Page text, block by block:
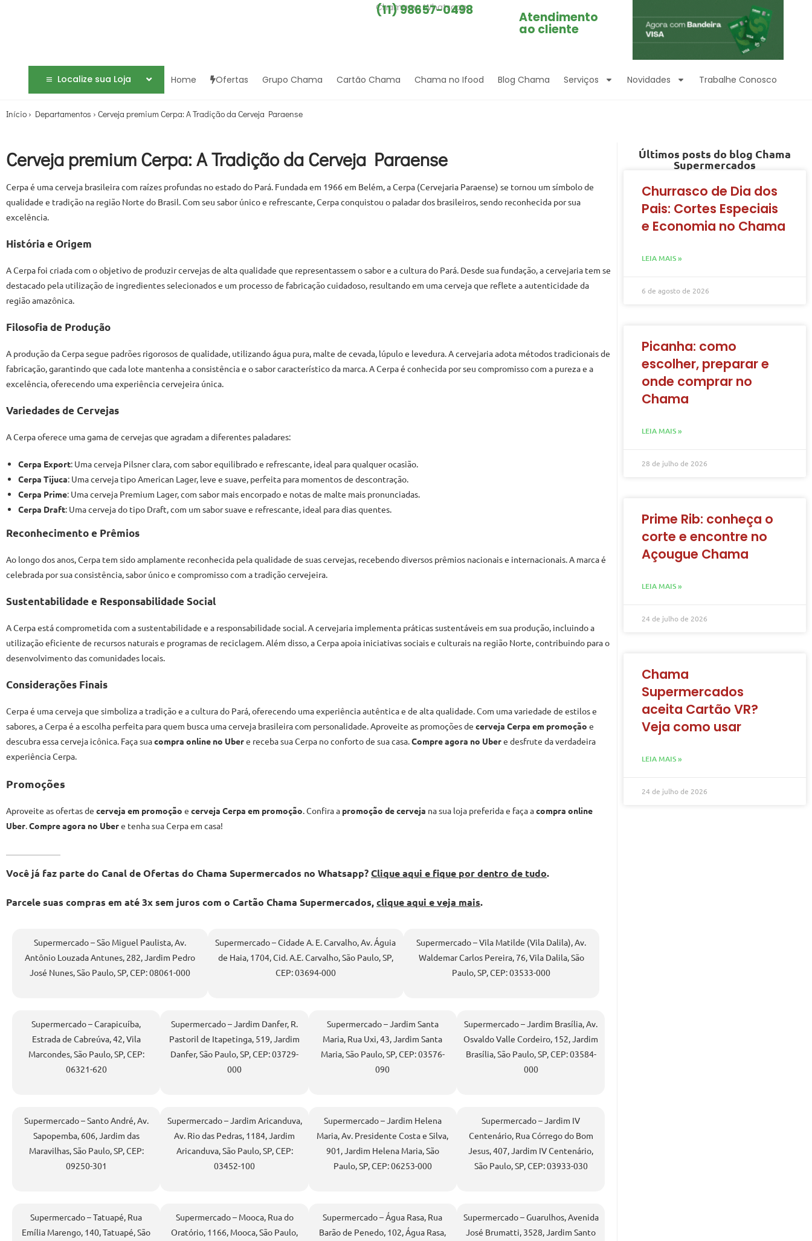
Chama no Whatsapp
(11) 98657-0498 Atendimento
ao cliente
Localize sua Loja Home Ofertas Grupo Chama Cartão Chama Chama no Ifood Blog Chama Serviços Novidades Trabalhe Conosco
Início › Departamentos › Cerveja premium Cerpa: A Tradição da Cerveja Paraense
Cerveja premium Cerpa: A Tradição da Cerveja Paraense
Cerpa é uma cerveja brasileira com raízes profundas no estado do Pará. Fundada em 1966 em Belém, a Cerpa (Cervejaria Paraense) se tornou um símbolo de
qualidade e tradição na região Norte do Brasil. Com seu sabor único e refrescante, Cerpa conquistou o paladar dos brasileiros, sendo reconhecida por sua
excelência.
História e Origem
A Cerpa foi criada com o objetivo de produzir cervejas de alta qualidade que representassem o sabor e a cultura do Pará. Desde sua fundação, a cervejaria tem se
destacado pela utilização de ingredientes selecionados e um processo de fabricação cuidadoso, resultando em uma cerveja que reflete a autenticidade da
região amazônica.
Filosofia de Produção
A produção da Cerpa segue padrões rigorosos de qualidade, utilizando água pura, malte de cevada, lúpulo e levedura. A cervejaria adota métodos tradicionais de
fabricação, garantindo que cada lote mantenha a consistência e o sabor característico da marca. A Cerpa é conhecida por seu compromisso com a pureza e a
excelência, oferecendo uma experiência cervejeira única.
Variedades de Cervejas
A Cerpa oferece uma gama de cervejas que agradam a diferentes paladares:
Cerpa Export: Uma cerveja Pilsner clara, com sabor equilibrado e refrescante, ideal para qualquer ocasião.
Cerpa Tijuca: Uma cerveja tipo American Lager, leve e suave, perfeita para momentos de descontração.
Cerpa Prime: Uma cerveja Premium Lager, com sabor mais encorpado e notas de malte mais pronunciadas.
Cerpa Draft: Uma cerveja do tipo Draft, com um sabor suave e refrescante, ideal para dias quentes.
Reconhecimento e Prêmios
Ao longo dos anos, Cerpa tem sido amplamente reconhecida pela qualidade de suas cervejas, recebendo diversos prêmios nacionais e internacionais. A marca é
celebrada por sua consistência, sabor único e compromisso com a tradição cervejeira.
Sustentabilidade e Responsabilidade Social
A Cerpa está comprometida com a sustentabilidade e a responsabilidade social. A cervejaria implementa práticas sustentáveis em sua produção, incluindo a
utilização eficiente de recursos naturais e programas de reciclagem. Além disso, a Cerpa apoia iniciativas sociais e culturais na região Norte, contribuindo para o
desenvolvimento das comunidades locais.
Considerações Finais
Cerpa é uma cerveja que simboliza a tradição e a cultura do Pará, oferecendo uma experiência autêntica e de alta qualidade. Com uma variedade de estilos e
sabores, a Cerpa é a escolha perfeita para quem busca uma cerveja brasileira com personalidade. Aproveite as promoções de cerveja Cerpa em promoção e
descubra essa cerveja icônica. Faça suacompra online no Ubere receba sua Cerpa no conforto de sua casa.Compre agora no Ubere desfrute da verdadeira
experiência Cerpa.
Promoções
Aproveite as ofertas de cerveja em promoção e cerveja Cerpa em promoção. Confira a promoção de cerveja na sua loja preferida e faça acompra online
Uber.Compre agora no Ubere tenha sua Cerpa em casa!
Você já faz parte do Canal de Ofertas do Chama Supermercados no Whatsapp?Clique aqui e fique por dentro de tudo.
Parcele suas compras em até 3x sem juros com o Cartão Chama Supermercados,clique aqui e veja mais.
Supermercado – São Miguel Paulista, Av.
Antônio Louzada Antunes, 282, Jardim Pedro
José Nunes, São Paulo, SP, CEP: 08061-000
Supermercado – Cidade A. E. Carvalho, Av. Águia
de Haia, 1704, Cid. A.E. Carvalho, São Paulo, SP,
CEP: 03694-000
Supermercado – Vila Matilde (Vila Dalila), Av.
Waldemar Carlos Pereira, 76, Vila Dalila, São
Paulo, SP, CEP: 03533-000
Supermercado – Carapicuíba,
Estrada de Cabreúva, 42, Vila
Marcondes, São Paulo, SP, CEP:
06321-620
Supermercado – Jardim Danfer, R.
Pastoril de Itapetinga, 519, Jardim
Danfer, São Paulo, SP, CEP: 03729-
000
Supermercado – Jardim Santa
Maria, Rua Uxi, 43, Jardim Santa
Maria, São Paulo, SP, CEP: 03576-
090
Supermercado – Jardim Brasília, Av.
Osvaldo Valle Cordeiro, 152, Jardim
Brasília, São Paulo, SP, CEP: 03584-
000
Supermercado – Santo André, Av.
Sapopemba, 606, Jardim das
Maravilhas, São Paulo, SP, CEP:
09250-301
Supermercado – Jardim Aricanduva,
Av. Rio das Pedras, 1184, Jardim
Aricanduva, São Paulo, SP, CEP:
03452-100
Supermercado – Jardim Helena
Maria, Av. Presidente Costa e Silva,
901, Jardim Helena Maria, São
Paulo, SP, CEP: 06253-000
Supermercado – Jardim IV
Centenário, Rua Córrego do Bom
Jesus, 407, Jardim IV Centenário,
São Paulo, SP, CEP: 03933-030
Supermercado – Tatuapé, Rua
Emília Marengo, 140, Tatuapé, São
Supermercado – Mooca, Rua do
Oratório, 1166, Mooca, São Paulo,
Supermercado – Água Rasa, Rua
Barão de Penedo, 102, Água Rasa,
Supermercado – Guarulhos, Avenida
José Brumatti, 3528, Jardim Santo
Últimos posts do blog Chama
Supermercados
Churrasco de Dia dos
Pais: Cortes Especiais
e Economia no Chama
LEIA MAIS »
6 de agosto de 2026
Picanha: como
escolher, preparar e
onde comprar no
Chama
LEIA MAIS »
28 de julho de 2026
Prime Rib: conheça o
corte e encontre no
Açougue Chama
LEIA MAIS »
24 de julho de 2026
Chama
Supermercados
aceita Cartão VR?
Veja como usar
LEIA MAIS »
24 de julho de 2026